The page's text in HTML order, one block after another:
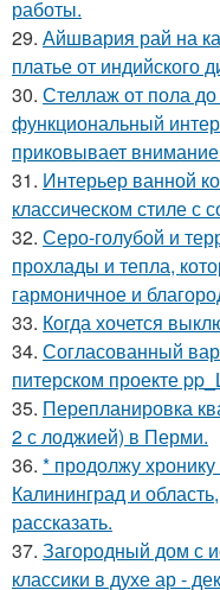
работы.
29. Айшвария рай на
платье от индийского
30. Стеллаж от пола
функциональный
приковывает
31. Интерьер ванной
классическом стиле с
32. Серо-голубой и
прохлады и тепла,
гармоничное и
33. Когда хочется
34. Согласованный
питерском проекте
35. Перепланировка
2 с лоджией) в Перми.
36. * продолжу
Калининград и
рассказать.
37. Загородный дом с
классики в духе ар -